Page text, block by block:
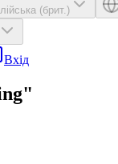
(брит.)
Вхід